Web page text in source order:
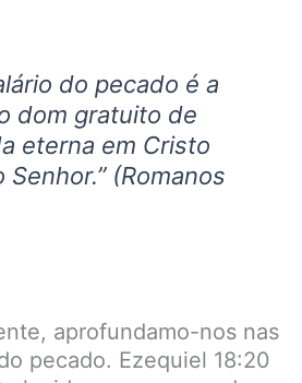
do pecado é a
dom gratuito de
eterna em Cristo
Senhor.” (Romanos
aprofundamo-nos nas
pecado. Ezequiel 18:20